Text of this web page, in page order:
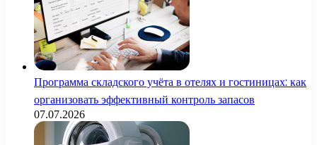
Программа складского учёта в отелях и гостиницах: как
организовать эффективный контроль запасов
07.07.2026